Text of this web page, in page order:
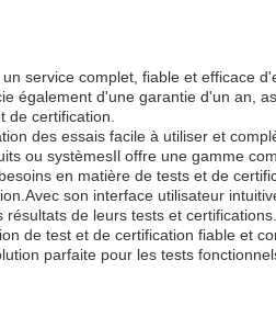
service complet, fiable et efficace
également d'une garantie d'un an,
de certification.
des essais facile à utiliser et
ou systèmesIl offre une gamme
en matière de tests et de
son interface utilisateur
de leurs tests et certifications.
de test et de certification fiable et
parfaite pour les tests